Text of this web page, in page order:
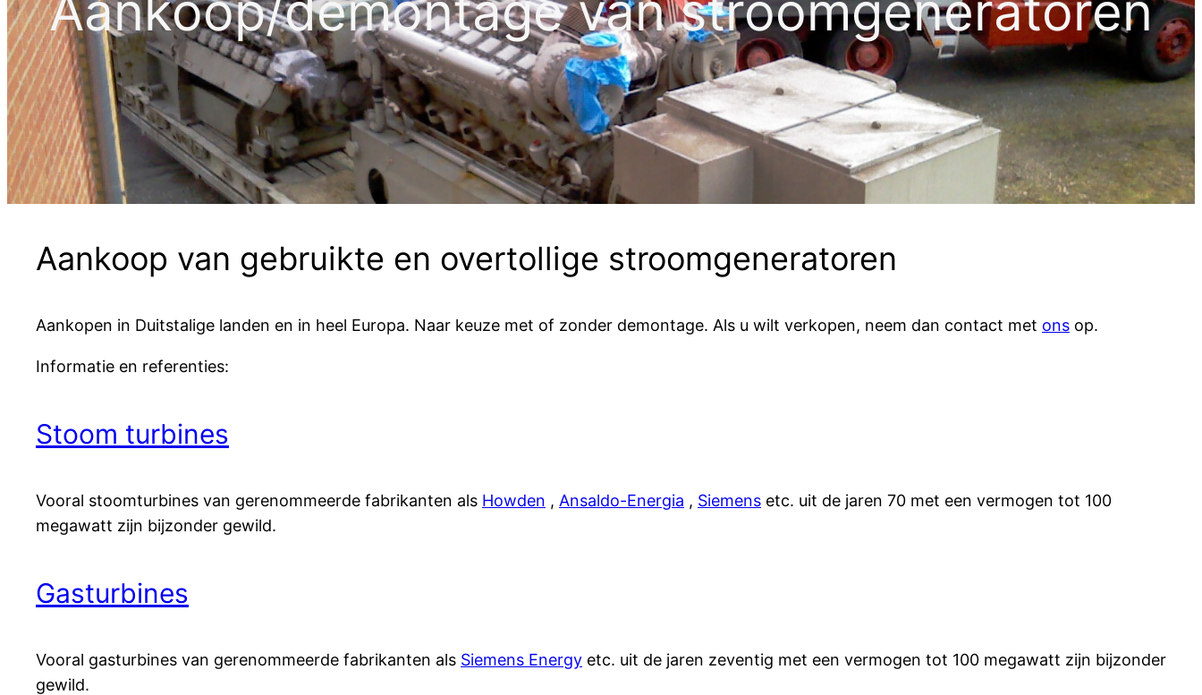
Aankoop van gebruikte en overtollige stroomgeneratoren
Aankopen in Duitstalige landen en in heel Europa. Naar keuze met of zonder demontage. Als u wilt verkopen, neem dan contact met ons op.
Informatie en referenties:
Stoom turbines
Vooral stoomturbines van gerenommeerde fabrikanten als Howden , Ansaldo-Energia , Siemens etc. uit de jaren 70 met een vermogen tot 100
megawatt zijn bijzonder gewild.
Gasturbines
Vooral gasturbines van gerenommeerde fabrikanten als Siemens Energy etc. uit de jaren zeventig met een vermogen tot 100 megawatt zijn bijzonder
gewild.